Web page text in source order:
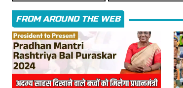
FROM AROUND THE WEB